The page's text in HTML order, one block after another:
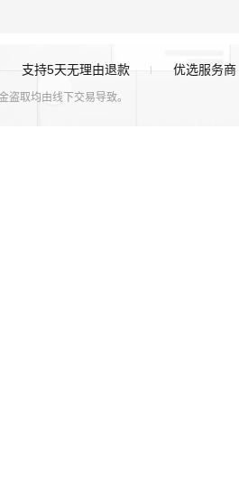
支持5天无理由退款 优选服务商
盗取均由线下交易导致。